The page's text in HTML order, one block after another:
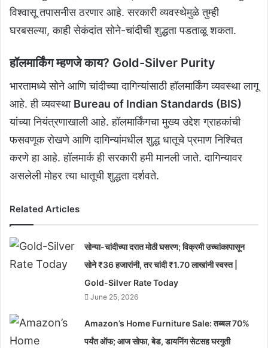
विश्वासू तपासनीस ठरणार आहे. सरकारी व्यवस्थेमुळे तुम्ही
घरबसल्या, काही सेकंदांत सोने-चांदीची शुद्धता पडताळू शकता.
हॉलमार्किंग म्हणजे काय? Gold-Silver Purity
भारतामध्ये सोने आणि चांदीच्या दागिन्यांसाठी हॉलमार्किंग व्यवस्था लागू
आहे. ही व्यवस्था Bureau of Indian Standards (BIS)
यांच्या नियंत्रणाखाली आहे. हॉलमार्किंगचा मुख्य उद्देश ग्राहकांची
फसवणूक रोखणे आणि दागिन्यांमधील शुद्ध धातूचे प्रमाण निश्चित
करणे हा आहे. हॉलमार्क ही सरकारी हमी मानली जाते. दागिन्यावर
असलेली मोहर त्या धातूची शुद्धता दर्शवते.
Related Articles
सोन्या-चांदीच्या दरात मोठी घसरण; विक्रमी उच्चांकापासून
सोने ₹36 हजारांनी, तर चांदी ₹1.70 लाखांनी स्वस्त |
Gold-Silver Rate Today
June 25, 2026
Amazon’s Home Furniture Sale: तब्बल 70%
पर्यंत ऑफ; आज सोफा, बेड, डायनिंग सेटसह घरगुती